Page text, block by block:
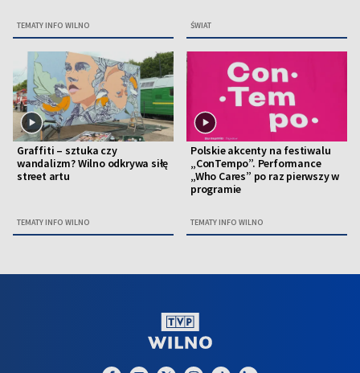
TEMATY INFO WILNO ŚWIAT
Graffiti – sztuka czy
wandalizm? Wilno odkrywa siłę
street artu
TEMATY INFO WILNO
Polskie akcenty na festiwalu
„ConTempo”. Performance
„Who Cares” po raz pierwszy w
programie
TEMATY INFO WILNO